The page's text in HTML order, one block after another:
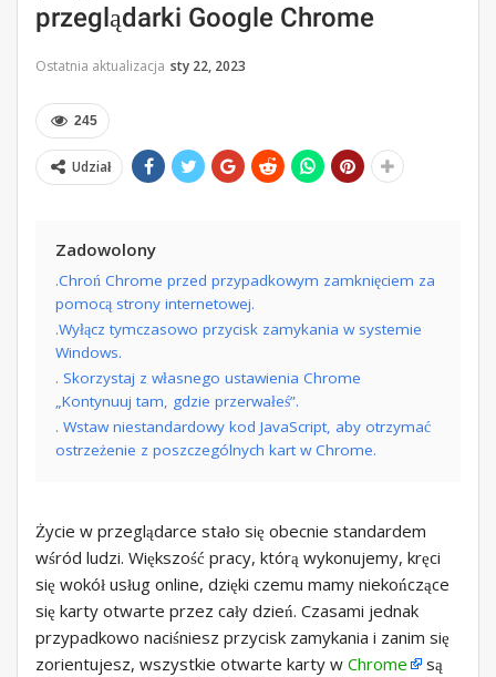
przeglądarki Google Chrome
Ostatnia aktualizacja sty 22, 2023
245
Udział
Zadowolony
.Chroń Chrome przed przypadkowym zamknięciem za
pomocą strony internetowej.
.Wyłącz tymczasowo przycisk zamykania w systemie
Windows.
. Skorzystaj z własnego ustawienia Chrome
„Kontynuuj tam, gdzie przerwałeś”.
. Wstaw niestandardowy kod JavaScript, aby otrzymać
ostrzeżenie z poszczególnych kart w Chrome.
Życie w przeglądarce stało się obecnie standardem
wśród ludzi. Większość pracy, którą wykonujemy, kręci
się wokół usług online, dzięki czemu mamy niekończące
się karty otwarte przez cały dzień. Czasami jednak
przypadkowo naciśniesz przycisk zamykania i zanim się
zorientujesz, wszystkie otwarte karty w Chrome
są